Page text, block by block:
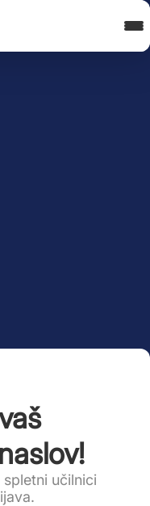
učilnici